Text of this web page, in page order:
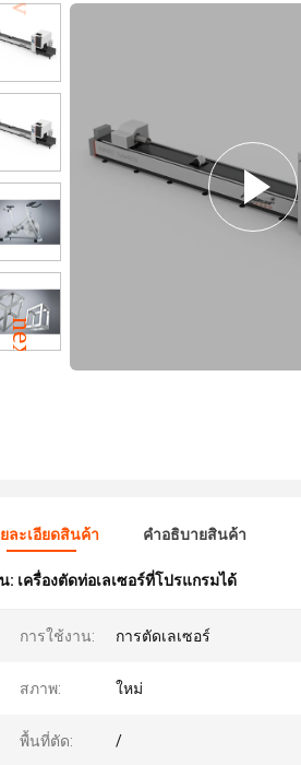
ละเอียดสินค้า คําอธิบายสินค้า
: เครื่องตัดท่อเลเซอร์ที่โปรแกรมได้
การใช้งาน: การตัดเลเซอร์
สภาพ: ใหม่
พื้นที่ตัด: /